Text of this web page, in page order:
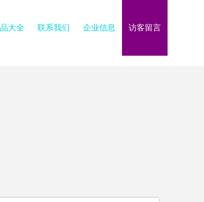
大全 联系我们 企业信息 访客留言